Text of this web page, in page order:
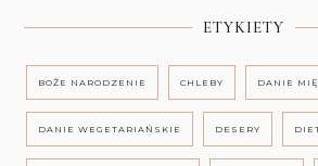
ETYKIETY
BOŻE NARODZENIE CHLEBY DANIE
DANIE WEGETARIAŃSKIE DESERY